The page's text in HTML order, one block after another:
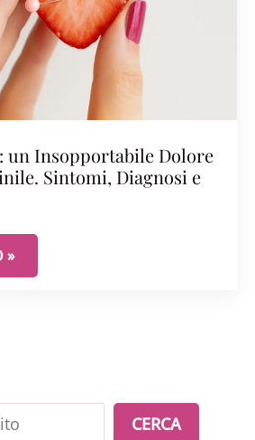
un Insopportabile Dolore
Sintomi, Diagnosi e
UN INSOPPORTABILE DOLORE
»
CERCA